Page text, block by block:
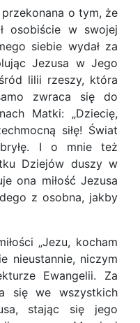
przekonana o tym, że
osobiście w swojej
siebie wydał za
Jezusa w Jego
lilii rzeszy, która
zwraca się do
Matki: „Dziecię,
siłę! Świat
I o mnie też
Dziejów duszy w
ona miłość Jezusa
z osobna, jakby
„Jezu, kocham
nieustannie, niczym
Ewangelii. Za
się we wszystkich
stając się jego